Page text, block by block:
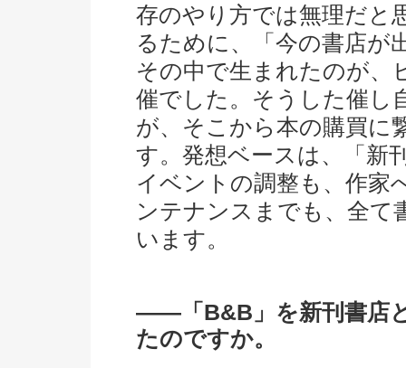
存のやり方では無理だと
るために、「今の書店が
その中で生まれたのが、
催でした。そうした催し
が、そこから本の購買に
す。発想ベースは、「新
イベントの調整も、作家
ンテナンスまでも、全て
います。
――「B&B」を新刊書店
たのですか。